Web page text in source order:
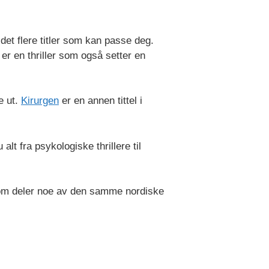
flere titler som kan passe deg.
en thriller som også setter en
ut. Kirurgen er en annen tittel i
alt fra psykologiske thrillere til
deler noe av den samme nordiske